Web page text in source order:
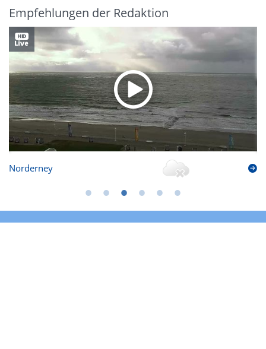
Empfehlungen der Redaktion
Norderney